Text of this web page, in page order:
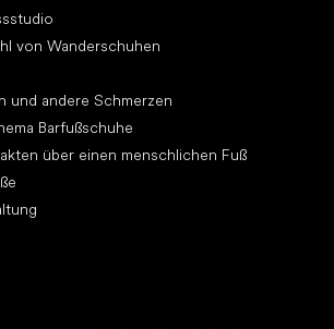
von Wanderschuhen
und andere Schmerzen
Barfußschuhe
über einen menschlichen Fuß